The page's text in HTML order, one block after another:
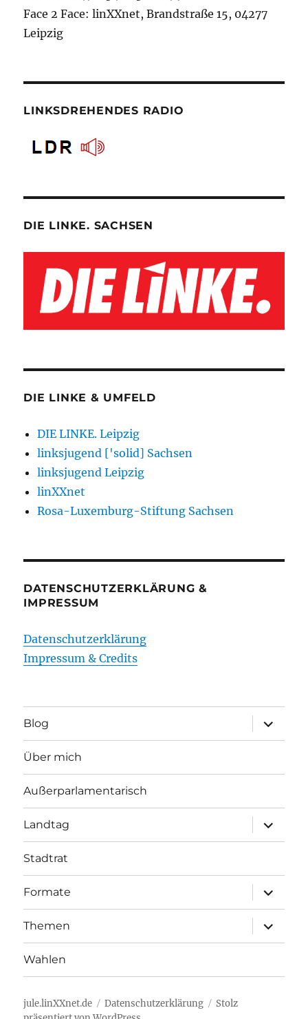
Face 2 Face: linXXnet, Brandstraße 15, 04277
Leipzig
LINKSDREHENDES RADIO
DIE LINKE. SACHSEN
DIE LINKE & UMFELD
DIE LINKE. Leipzig
linksjugend ['solid] Sachsen
linksjugend Leipzig
linXXnet
Rosa-Luxemburg-Stiftung Sachsen
DATENSCHUTZERKLÄRUNG &
IMPRESSUM
Datenschutzerklärung
Impressum & Credits
Blog
öffnen
Über mich
Außerparlamentarisch
Landtag
öffnen
Stadtrat
Formate
öffnen
Themen
öffnen
Wahlen
jule.linXXnet.de Datenschutzerklärung
Stolz